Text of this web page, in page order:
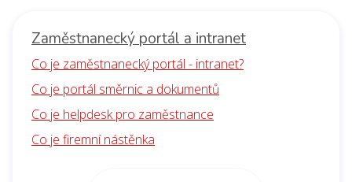
Zaměstnanecký portál a intranet
Co je zaměstnanecký portál - intranet?
Co je portál směrnic a dokumentů
Co je helpdesk pro zaměstnance
Co je firemní nástěnka